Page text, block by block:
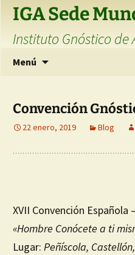
Saltar
contenido
IGA Sede
Instituto Gnóstico
Menú
Convención
22 enero, 2019 Blog
XVII Convención Española
«Hombre Conócete a ti
Lugar: Peñíscola,